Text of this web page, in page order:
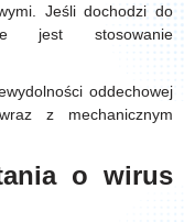
Jeśli dochodzi do
jest stosowanie
oddechowej
z mechanicznym
o wirus